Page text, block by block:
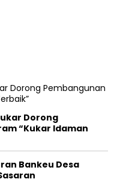
Dorong
“Kukar Idaman
Bankeu Desa